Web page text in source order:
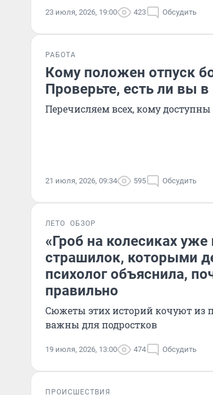
23 июля, 2026, 19:00 423 Обсудить
РАБОТА
Кому положен отпуск
Проверьте, есть ли вы
Перечисляем всех, кому
21 июля, 2026, 09:34 595 Обсудить
ЛЕТО ОБЗОР
«Гроб на колесиках уже
страшилок, которыми
психолог объяснила,
правильно
Сюжеты этих историй кочуют из
важны для подростков
19 июля, 2026, 13:00 474 Обсудить
ПРОИСШЕСТВИЯ